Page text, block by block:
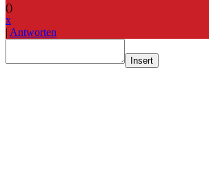
()
x
| Antworten
Insert